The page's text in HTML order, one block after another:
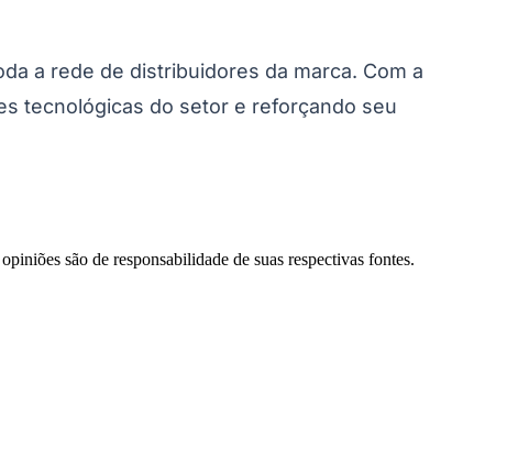
a rede de distribuidores da marca. Com a
tecnológicas do setor e reforçando seu
são de responsabilidade de suas respectivas fontes.